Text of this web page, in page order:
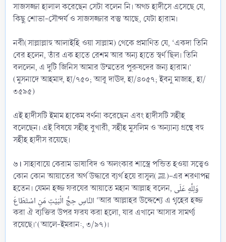
সাজসজ্জা হালাল করেছেন সেটা বলেন নি। অথচ হাদীসে এসেছে যে,
কিছু শোভা-সৌন্দর্য ও সাজসজ্জার বস্তু আছে, যেটা হারাম।
নবী(সাল্লাল্লাহু আলাইহি ওয়া সাল্লাম) থেকে প্রমাণিত যে, ‘একদা তিনি
বের হলেন, তাঁর এক হাতে রেশম আর অন্য হাতে স্বর্ণ ছিল। তিনি
বললেন, এ দুটি জিনিস আমার উম্মতের পুরুষদের জন্য হারাম।’
(মুসনাদে আহমাদ, হা/৭৫০; আবূ দাঊদ, হা/৪০৫৭; ইবনু মাজাহ, হা/
৩৫৯৫)
এই হাদীসটি ইমাম হাকেম বর্ণনা করেছেন এবং হাদীসটি সহীহ
বলেছেন। এই বিষয়ে সহীহ বুখারী, সহীহ মুসলিম ও অন্যান্য গ্রন্থে বহু
সহীহ হাদীস রয়েছে।
৬।সাহাবায়ে কেরাম ভাষাবিদ ও অলংকার শাস্ত্রে পন্ডিত হওয়া সত্ত্বেও
কোন কোন আয়াতের অর্থ উদ্ধারে ব্যর্থ হয়ে রাসূল(ﷺ)-এর শরণাপন্ন
হতেন। যেমন হজ্জ ফরযের আয়াতে মহান আল্লাহ বলেন, وَلِلَّهِ عَلَى
النَّاسِ حِجُّ الْبَيْتِ مَنِ اسْتَطَاعَ ‘আর আল্লাহর উদ্দেশ্যে এ গৃহের হজ্জ
করা ঐ ব্যক্তির উপর ফরয করা হলো, যার এখানে আসার সামর্থ্য
রয়েছে।’(আলে-ইমরান:, ৩/৯৭)।